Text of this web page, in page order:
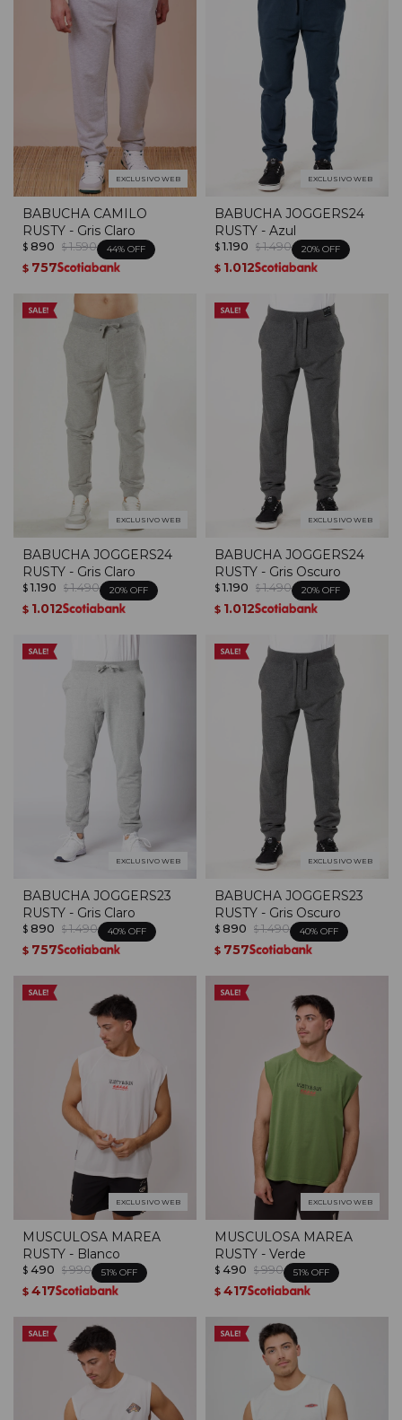
EXCLUSIVO WEB
BABUCHA CAMILO
RUSTY - Gris Claro
$ 890 $ 1.590 44
$ 757
EXCLUSIVO WEB
BABUCHA JOGGERS24
RUSTY - Azul
$ 1.190 $ 1.490 20
$ 1.012
EXCLUSIVO WEB
BABUCHA JOGGERS24
RUSTY - Gris Claro
$ 1.190 $ 1.490 20
$ 1.012
EXCLUSIVO WEB
BABUCHA JOGGERS24
RUSTY - Gris Oscuro
$ 1.190 $ 1.490 20
$ 1.012
EXCLUSIVO WEB
BABUCHA JOGGERS23
RUSTY - Gris Claro
$ 890 $ 1.490 40
$ 757
EXCLUSIVO WEB
BABUCHA JOGGERS23
RUSTY - Gris Oscuro
$ 890 $ 1.490 40
$ 757
EXCLUSIVO WEB
MUSCULOSA MAREA
RUSTY - Blanco
$ 490 $ 990 51
$ 417
EXCLUSIVO WEB
MUSCULOSA MAREA
RUSTY - Verde
$ 490 $ 990 51
$ 417